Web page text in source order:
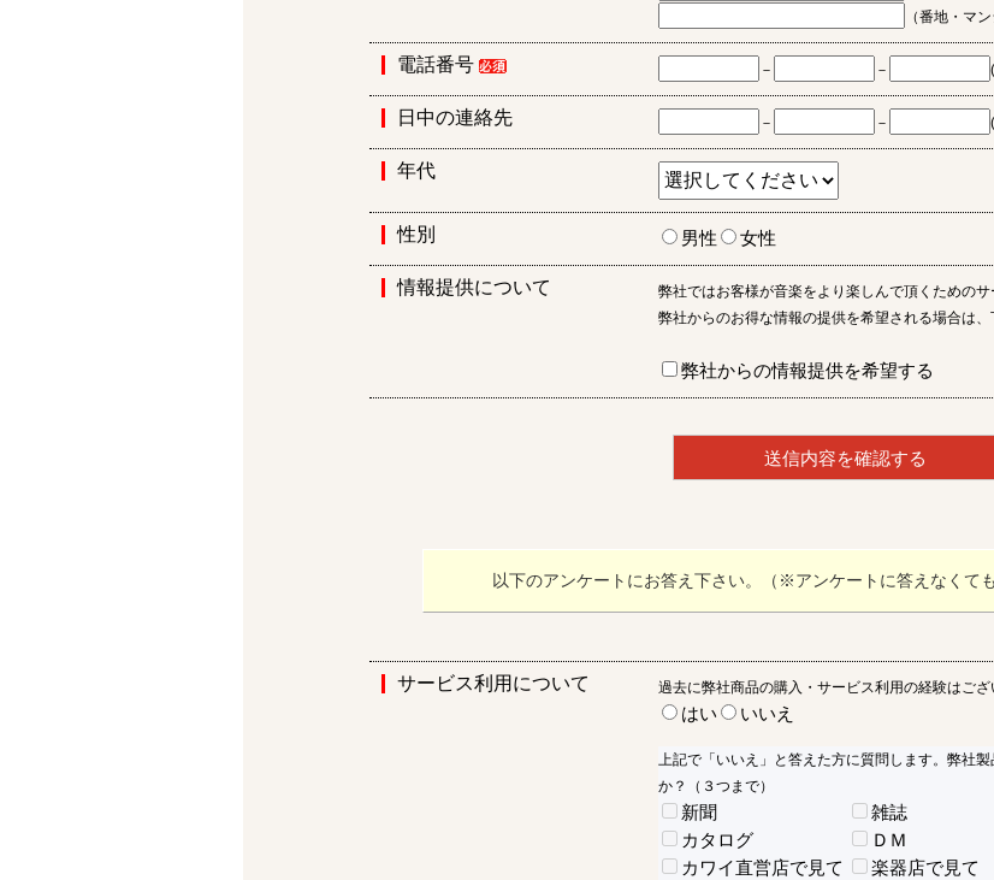
（番地・マ
電話番号 － －
日中の連絡先 － －
年代
性別 男性 女性
情報提供について
弊社ではお客様が音楽をより楽しんで頂くためのサ
弊社からのお得な情報の提供を希望される場合は、
弊社からの情報提供を希望する
以下のアンケートにお答え下さい。（※アンケートに答えなくて
サービス利用について 過去に弊社商品の購入・サービス利用の経験はござ
はい いいえ
上記で「いいえ」と答えた方に質問します。弊社
か？（３つまで）
新聞 雑誌
カタログ
ＤＭ
カワイ直営店で見て
楽器店で見て